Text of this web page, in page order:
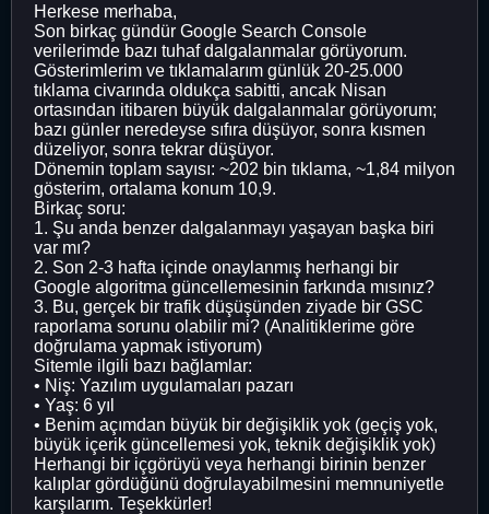
Herkese merhaba,
Son birkaç gündür Google Search Console
verilerimde bazı tuhaf dalgalanmalar görüyorum.
Gösterimlerim ve tıklamalarım günlük 20-25.000
tıklama civarında oldukça sabitti, ancak Nisan
ortasından itibaren büyük dalgalanmalar görüyorum;
bazı günler neredeyse sıfıra düşüyor, sonra kısmen
düzeliyor, sonra tekrar düşüyor.
Dönemin toplam sayısı: ~202 bin tıklama, ~1,84 milyon
gösterim, ortalama konum 10,9.
Birkaç soru:
1. Şu anda benzer dalgalanmayı yaşayan başka biri
var mı?
2. Son 2-3 hafta içinde onaylanmış herhangi bir
Google algoritma güncellemesinin farkında mısınız?
3. Bu, gerçek bir trafik düşüşünden ziyade bir GSC
raporlama sorunu olabilir mi? (Analitiklerime göre
doğrulama yapmak istiyorum)
Sitemle ilgili bazı bağlamlar:
• Niş: Yazılım uygulamaları pazarı
• Yaş: 6 yıl
• Benim açımdan büyük bir değişiklik yok (geçiş yok,
büyük içerik güncellemesi yok, teknik değişiklik yok)
Herhangi bir içgörüyü veya herhangi birinin benzer
kalıplar gördüğünü doğrulayabilmesini memnuniyetle
karşılarım. Teşekkürler!